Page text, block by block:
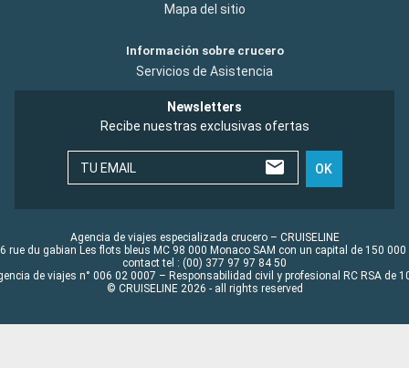
Mapa del sitio
Información sobre crucero
Servicios de Asistencia
Newsletters
Recibe nuestras exclusivas ofertas
TU EMAIL OK
Agencia de viajes especializada crucero – CRUISELINE
rue du gabian Les flots bleus MC 98 000 Monaco SAM con un capital de 150 000
contact tel : (00) 377 97 97 84 50
de viajes n° 006 02 0007 – Responsabilidad civil y profesional RC RSA de
© CRUISELINE 2026 - all rights reserved